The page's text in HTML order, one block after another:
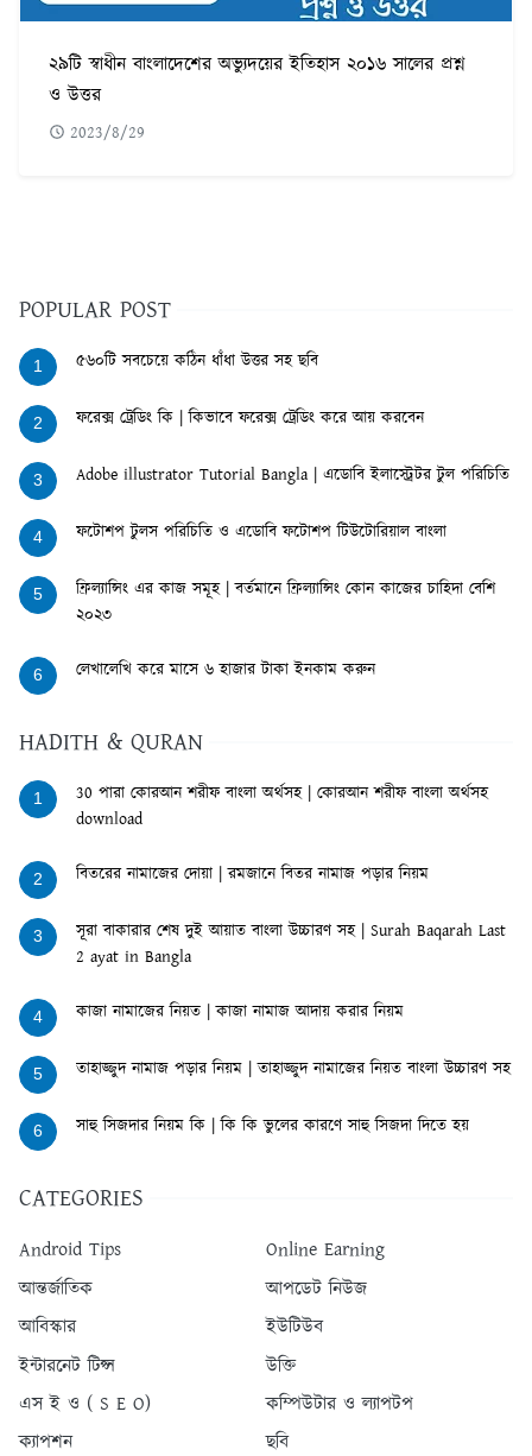
২৯টি স্বাধীন বাংলাদেশের অভ্যুদয়ের ইতিহাস ২০১৬ সালের প্রশ্ন
ও উত্তর
2023/8/29
POPULAR POST
1 ৫৬০টি সবচেয়ে কঠিন ধাঁধা উত্তর সহ ছবি
2 ফরেক্স ট্রেডিং কি | কিভাবে ফরেক্স ট্রেডিং করে আয় করবেন
3 Adobe illustrator Tutorial Bangla | এডোবি ইলাস্ট্রেটর টুল পরিচিতি
4 ফটোশপ টুলস পরিচিতি ও এডোবি ফটোশপ টিউটোরিয়াল বাংলা
5
ফ্রিল্যান্সিং এর কাজ সমূহ | বর্তমানে ফ্রিল্যান্সিং কোন কাজের চাহিদা বেশি
২০২৩
6 লেখালেখি করে মাসে ৬ হাজার টাকা ইনকাম করুন
HADITH & QURAN
1
30 পারা কোরআন শরীফ বাংলা অর্থসহ | কোরআন শরীফ বাংলা অর্থসহ
download
2 বিতরের নামাজের দোয়া | রমজানে বিতর নামাজ পড়ার নিয়ম
3
সূরা বাকারার শেষ দুই আয়াত বাংলা উচ্চারণ সহ | Surah Baqarah Last
2 ayat in Bangla
4 কাজা নামাজের নিয়ত | কাজা নামাজ আদায় করার নিয়ম
5 তাহাজ্জুদ নামাজ পড়ার নিয়ম | তাহাজ্জুদ নামাজের নিয়ত বাংলা উচ্চারণ সহ
6 সাহু সিজদার নিয়ম কি | কি কি ভুলের কারণে সাহু সিজদা দিতে হয়
CATEGORIES
Android Tips
Online Earning
আন্তর্জাতিক
আপডেট নিউজ
আবিস্কার
ইউটিউব
ইন্টারনেট টিপ্স
উক্তি
এস ই ও ( S E O)
কম্পিউটার ও ল্যাপটপ
ক্যাপশন
ছবি